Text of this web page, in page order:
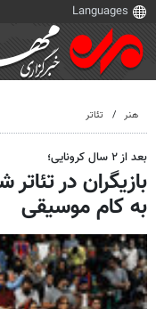
هنر تئاتر
بعد از ۲ سال کرونایی؛
بازیگران در
به کام موسیقی